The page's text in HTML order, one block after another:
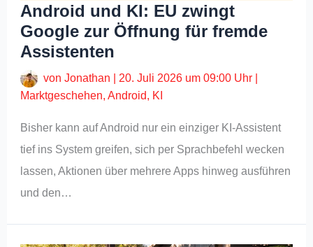
Android und KI: EU zwingt
Google zur Öffnung für fremde
Assistenten
vonJonathan 20. Juli 2026 um 09:00 Uhr
Marktgeschehen,Android, KI
Bisher kann auf Android nur ein einziger KI-Assistent
tief ins System greifen, sich per Sprachbefehl wecken
lassen, Aktionen über mehrere Apps hinweg ausführen
und den…